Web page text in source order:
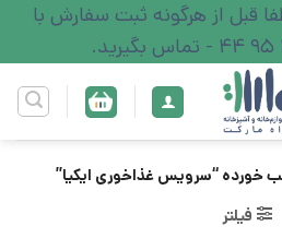
قبل از هرگونه ثبت سفارش با
خورده “سرویس غذاخوری ایکیا”
فیلتر